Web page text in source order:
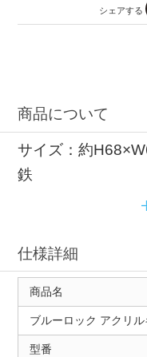
シェアする
商品について
サイズ：約
鉄
仕様詳細
商品名
ブルーロック アクリ
型番